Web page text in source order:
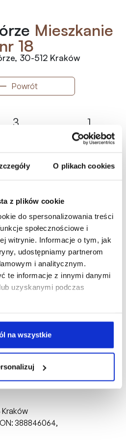
O plikach cookies
z plików cookie
do spersonalizowania treści
społecznościowe i
witrynie. Informacje o tym, jak
udostępniamy partnerom
i analitycznym.
te informacje z innymi danymi
uzyskanymi podczas
na wszystkie
Mieszkanie
nr 18
30-512 Kraków
Powrót
3
Pokoje
1
Rezerwacja
320.00
indywidualna
mieszkania
Kraków
Kraków
388846064,